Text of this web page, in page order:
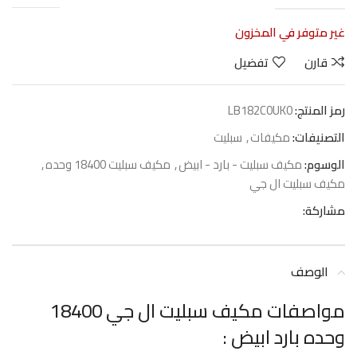
غير متوفر في المخزون
قارن
تفضيل
رمز المنتج:LB182C0UK0
التصنيفات:مكيفات, سبليت
الوسوم:مكيف سبليت - بارد - ابيض, مكيف سبليت 18400 وحده
,
مكيف سبليت ال جي
مشاركة:
الوصف
مواصفات مكيف سبليت ال جي 18400
وحده بارد ابيض :